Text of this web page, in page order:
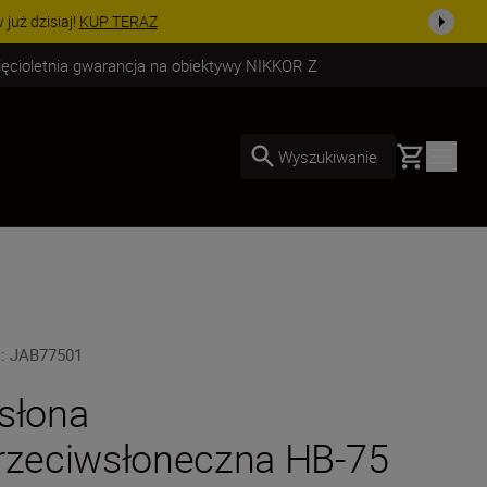
już dzisiaj! KUP TERAZ
gwarancja na obiektywy NIKKOR Z
Wyszukiwanie Basket
:JAB77501
HB-75